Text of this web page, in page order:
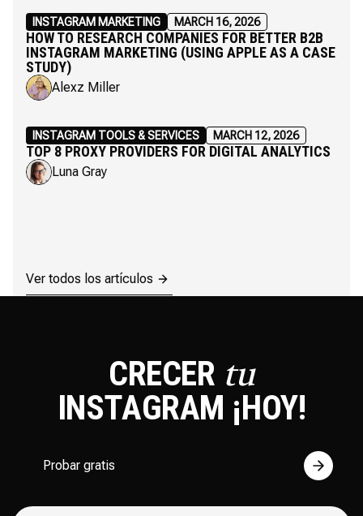
Ver todos los artículos
INSTAGRAM MARKETING MARCH 16, 2026
HOW TO RESEARCH COMPANIES FOR BETTER B2B
INSTAGRAM MARKETING (USING APPLE AS A CASE
STUDY)
Alexz Miller
INSTAGRAM TOOLS & SERVICES MARCH 12, 2026
TOP 8 PROXY PROVIDERS FOR DIGITAL ANALYTICS
Luna Gray
CRECER tu
INSTAGRAM ¡HOY!
Probar gratis